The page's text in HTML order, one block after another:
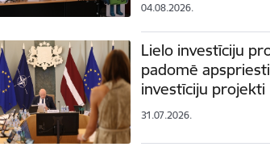
04.08.2026.
Lielo investīciju
padomē
investīciju projekti
31.07.2026.